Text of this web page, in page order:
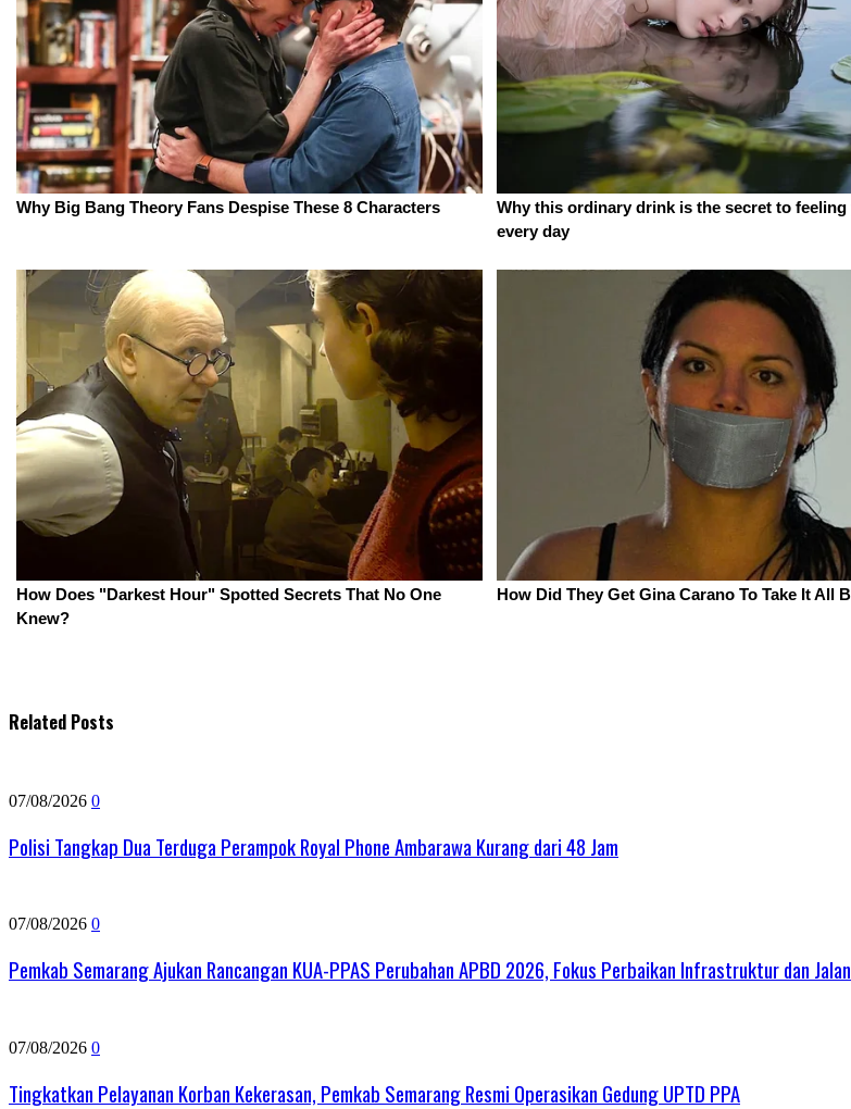
Related Posts
07/08/2026 0
Polisi Tangkap Dua Terduga Perampok Royal Phone Ambarawa Kurang dari 48 Jam
07/08/2026 0
Pemkab Semarang Ajukan Rancangan KUA-PPAS Perubahan APBD 2026, Fokus Perbaikan Infrastruktur dan Jalan
07/08/2026 0
Tingkatkan Pelayanan Korban Kekerasan, Pemkab Semarang Resmi Operasikan Gedung UPTD PPA